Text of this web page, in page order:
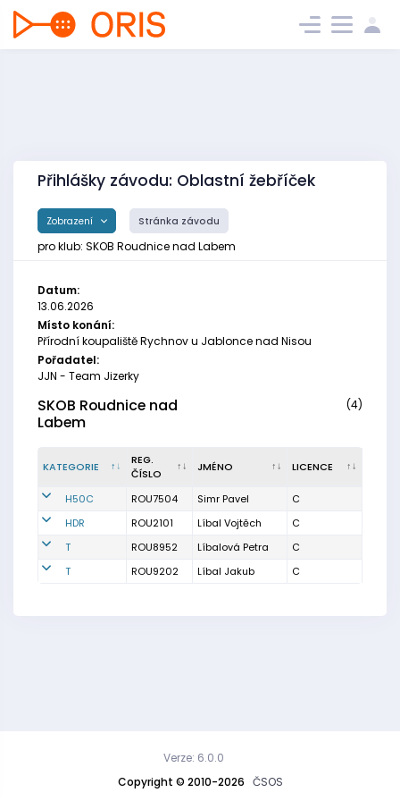
Přihlášky závodu: Oblastní žebříček
Zobrazení Stránka závodu
pro klub: SKOB Roudnice nad Labem
Datum:
13.06.2026
Místo konání:
Přírodní koupaliště Rychnov u Jablonce nad Nisou
Pořadatel:
JJN - Team Jizerky
SKOB Roudnice nad
Labem
(4)
KATEGORIE
REG.
ČÍSLO
JMÉNO LICENCE
H50C ROU7504 Simr Pavel
C
HDR
ROU2101 Líbal Vojtěch
C
T
ROU8952 Líbalová Petra
C
T
ROU9202 Líbal Jakub C
Copyright © 2010-2026 ČSOS
Verze: 6.0.0